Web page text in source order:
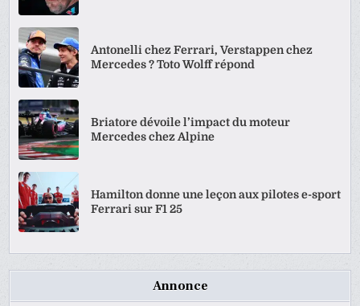
Antonelli chez Ferrari, Verstappen chez
Mercedes ? Toto Wolff répond
Briatore dévoile l’impact du moteur
Mercedes chez Alpine
Hamilton donne une leçon aux pilotes e-sport
Ferrari sur F1 25
Annonce